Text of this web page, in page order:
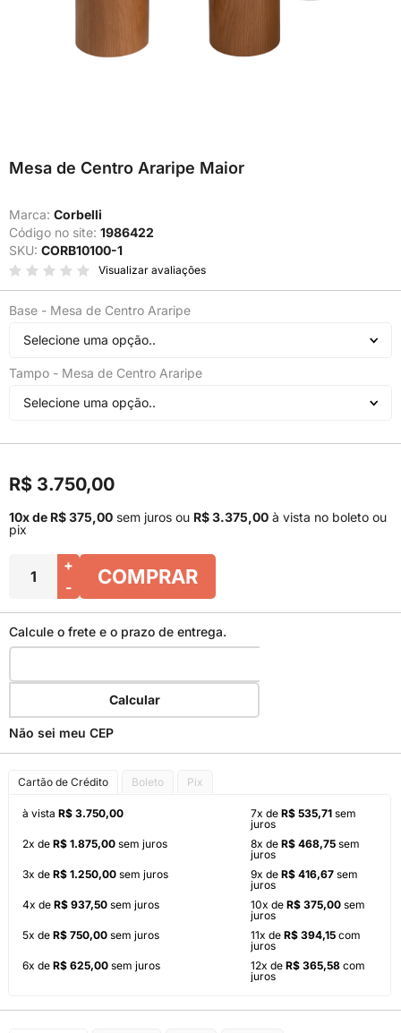
Mesa de Centro Araripe Maior
Marca: Corbelli
Código no site: 1986422
SKU: CORB10100-1
Visualizar avaliações
Base - Mesa de Centro Araripe
Selecione uma opção..
Tampo - Mesa de Centro Araripe
Selecione uma opção..
R$ 3.750,00
10x de R$ 375,00 sem juros ou R$ 3.375,00 à vista no boleto ou
pix
+
-
COMPRAR
Calcule o frete e o prazo de entrega.
Calcular
Não sei meu CEP
Cartão de Crédito Boleto Pix
à vista R$ 3.750,00
2x de R$ 1.875,00 sem juros
3x de R$ 1.250,00 sem juros
4x de R$ 937,50 sem juros
5x de R$ 750,00 sem juros
6x de R$ 625,00 sem juros
7x de R$ 535,71 sem
juros
8x de R$ 468,75 sem
juros
9x de R$ 416,67 sem
juros
10x de R$ 375,00 sem
juros
11x de R$ 394,15 com
juros
12x de R$ 365,58 com
juros